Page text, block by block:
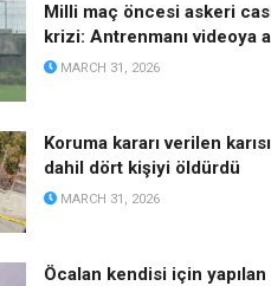
Milli maç öncesi askeri
krizi: Antrenmanı videoya
MARCH 31, 2026
Koruma kararı verilen karısı
dahil dört kişiyi öldürdü
MARCH 31, 2026
Öcalan kendisi için yapılan